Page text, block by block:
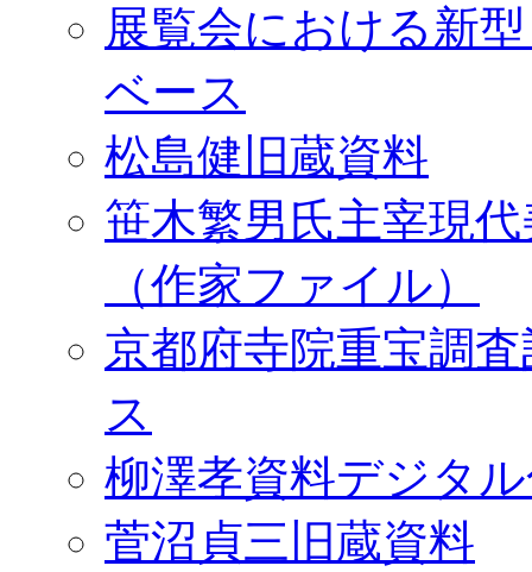
展覧会における新
ベース
松島健旧蔵資料
笹木繁男氏主宰現
（作家ファイル）
京都府寺院重宝調
ス
柳澤孝資料デジタ
菅沼貞三旧蔵資料